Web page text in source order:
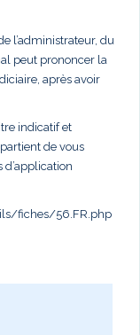
l’administrateur, du
peut prononcer la
après avoir
indicatif et
de vous
fiches/56.FR.php